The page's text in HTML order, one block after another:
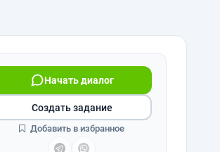
Начать диалог
Создать задание
Добавить в избранное